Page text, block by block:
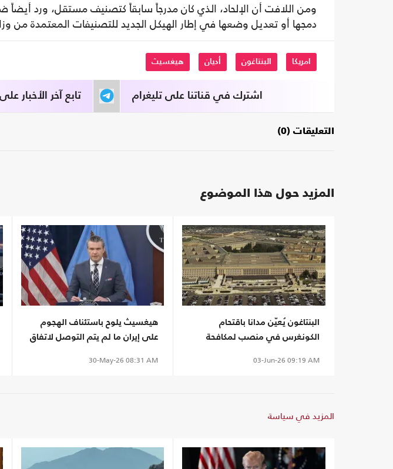
ومن اللافت أن الإلحاد، الذي كان مدرجاً سابقاً كتصنيف مستقل، ورد
دمجها أو تعديل وضعها في إطار الهيكل الجديد للتصنيفات المعتمدة من
امريكا البنتاغون أديان هيغسيث
تابع آخر الأخبار اشترك في قناتنا على تليغرام
التعليقات (0)
المزيد حول هذا الموضوع
البنتاغون يُعيّن مدانا باقتحام
الكونغرس في منصب لمكافحة
03-Jun-26 09:19 AM
هيغسيث يلوح باستئناف الهجوم
على إيران ما لم يتم التوصل لاتفاق
30-May-26 08:31 AM
المزيد في سياسة